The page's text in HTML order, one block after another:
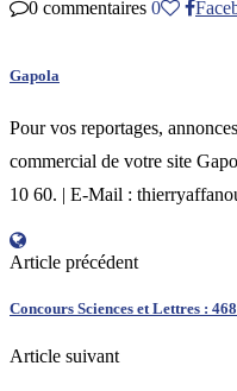
0 commentaires 0
Gapola
Pour vos reportages,
commercial de votre site
10 60. | E-Mail :
Article précédent
Concours Sciences et Lettres :
Article suivant